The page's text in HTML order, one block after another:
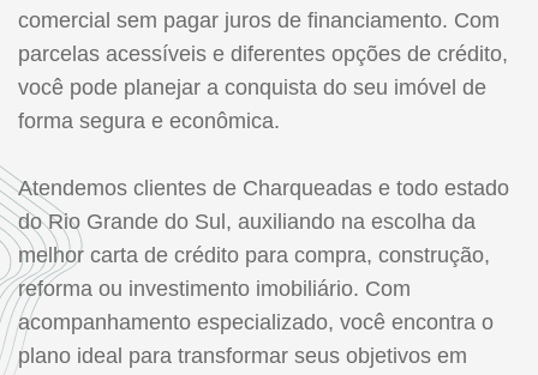
comercial sem pagar juros de financiamento. Com
parcelas acessíveis e diferentes opções de crédito,
você pode planejar a conquista do seu imóvel de
forma segura e econômica.
Atendemos clientes de Charqueadas e todo estado
do Rio Grande do Sul, auxiliando na escolha da
melhor carta de crédito para compra, construção,
reforma ou investimento imobiliário. Com
acompanhamento especializado, você encontra o
plano ideal para transformar seus objetivos em